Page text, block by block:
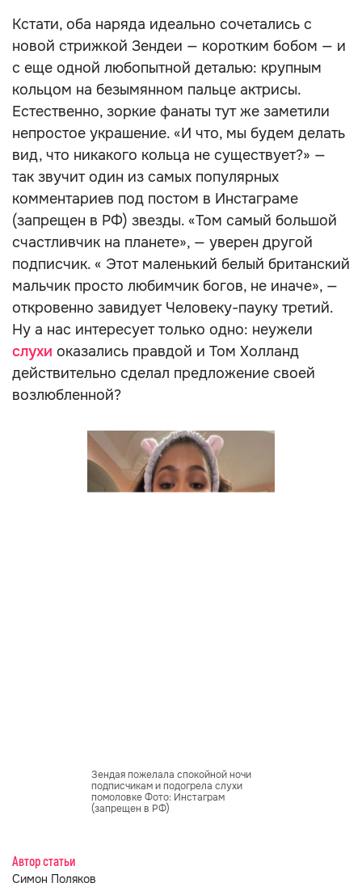
Кстати, оба наряда идеально сочетались с
новой стрижкой Зендеи — коротким бобом — и
с еще одной любопытной деталью: крупным
кольцом на безымянном пальце актрисы.
Естественно, зоркие фанаты тут же заметили
непростое украшение. «И что, мы будем делать
вид, что никакого кольца не существует?» —
так звучит один из самых популярных
комментариев под постом в Инстаграме
(запрещен в РФ) звезды. «Том самый большой
счастливчик на планете», — уверен другой
подписчик. « Этот маленький белый британский
мальчик просто любимчик богов, не иначе», —
откровенно завидует Человеку-пауку третий.
Ну а нас интересует только одно: неужели
слухи оказались правдой и Том Холланд
действительно сделал предложение своей
возлюбленной?
Зендая пожелала спокойной ночи
подписчикам и подогрела слухи
помоловке Фото: Инстаграм
(запрещен в РФ)
Автор статьи
Симон Поляков